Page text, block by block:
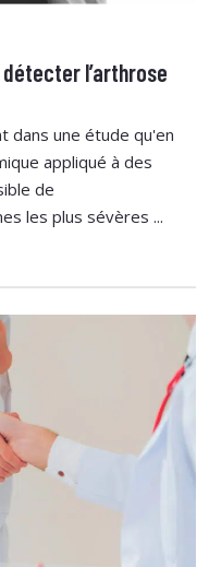
l’arthrose
dans une étude qu'en
appliqué à des
de
les plus sévères ...